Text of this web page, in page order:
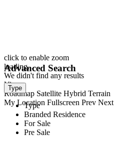
click to enable zoom
loading...
We didn't find any results
View
Roadmap Satellite Hybrid Terrain
My Location Fullscreen Prev Next
Advanced Search
Type
Type
Branded Residence
For Sale
Pre Sale